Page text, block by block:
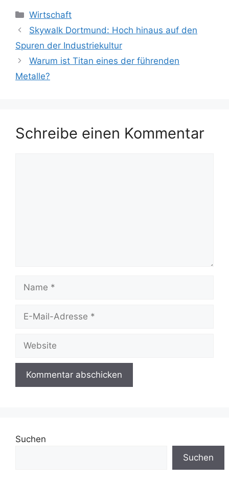
Kategorien
Wirtschaft
Skywalk Dortmund: Hoch hinaus auf den
Spuren der Industriekultur
Warum ist Titan eines der führenden
Metalle?
Schreibe einen Kommentar
Mail-
Suchen
Suchen